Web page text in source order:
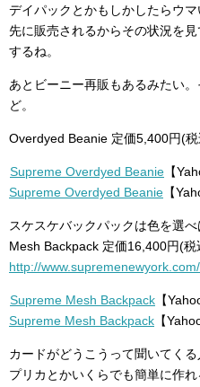
デイパックとかもしかしたらウ
先に販売されるからその状況を
するね。
あとビーニー再販もあるみたい
ど。
Overdyed Beanie 定価5,400円(税
Supreme Overdyed Beanie 【
Supreme Overdyed Beanie 【
スケスケバックパックは色を選べ
Mesh Backpack 定価16,400円(税
http://
Supreme Mesh Backpack 【
Supreme Mesh Backpack 【
カードがどうこうって聞いてく
プリカとかいくらでも簡単に作